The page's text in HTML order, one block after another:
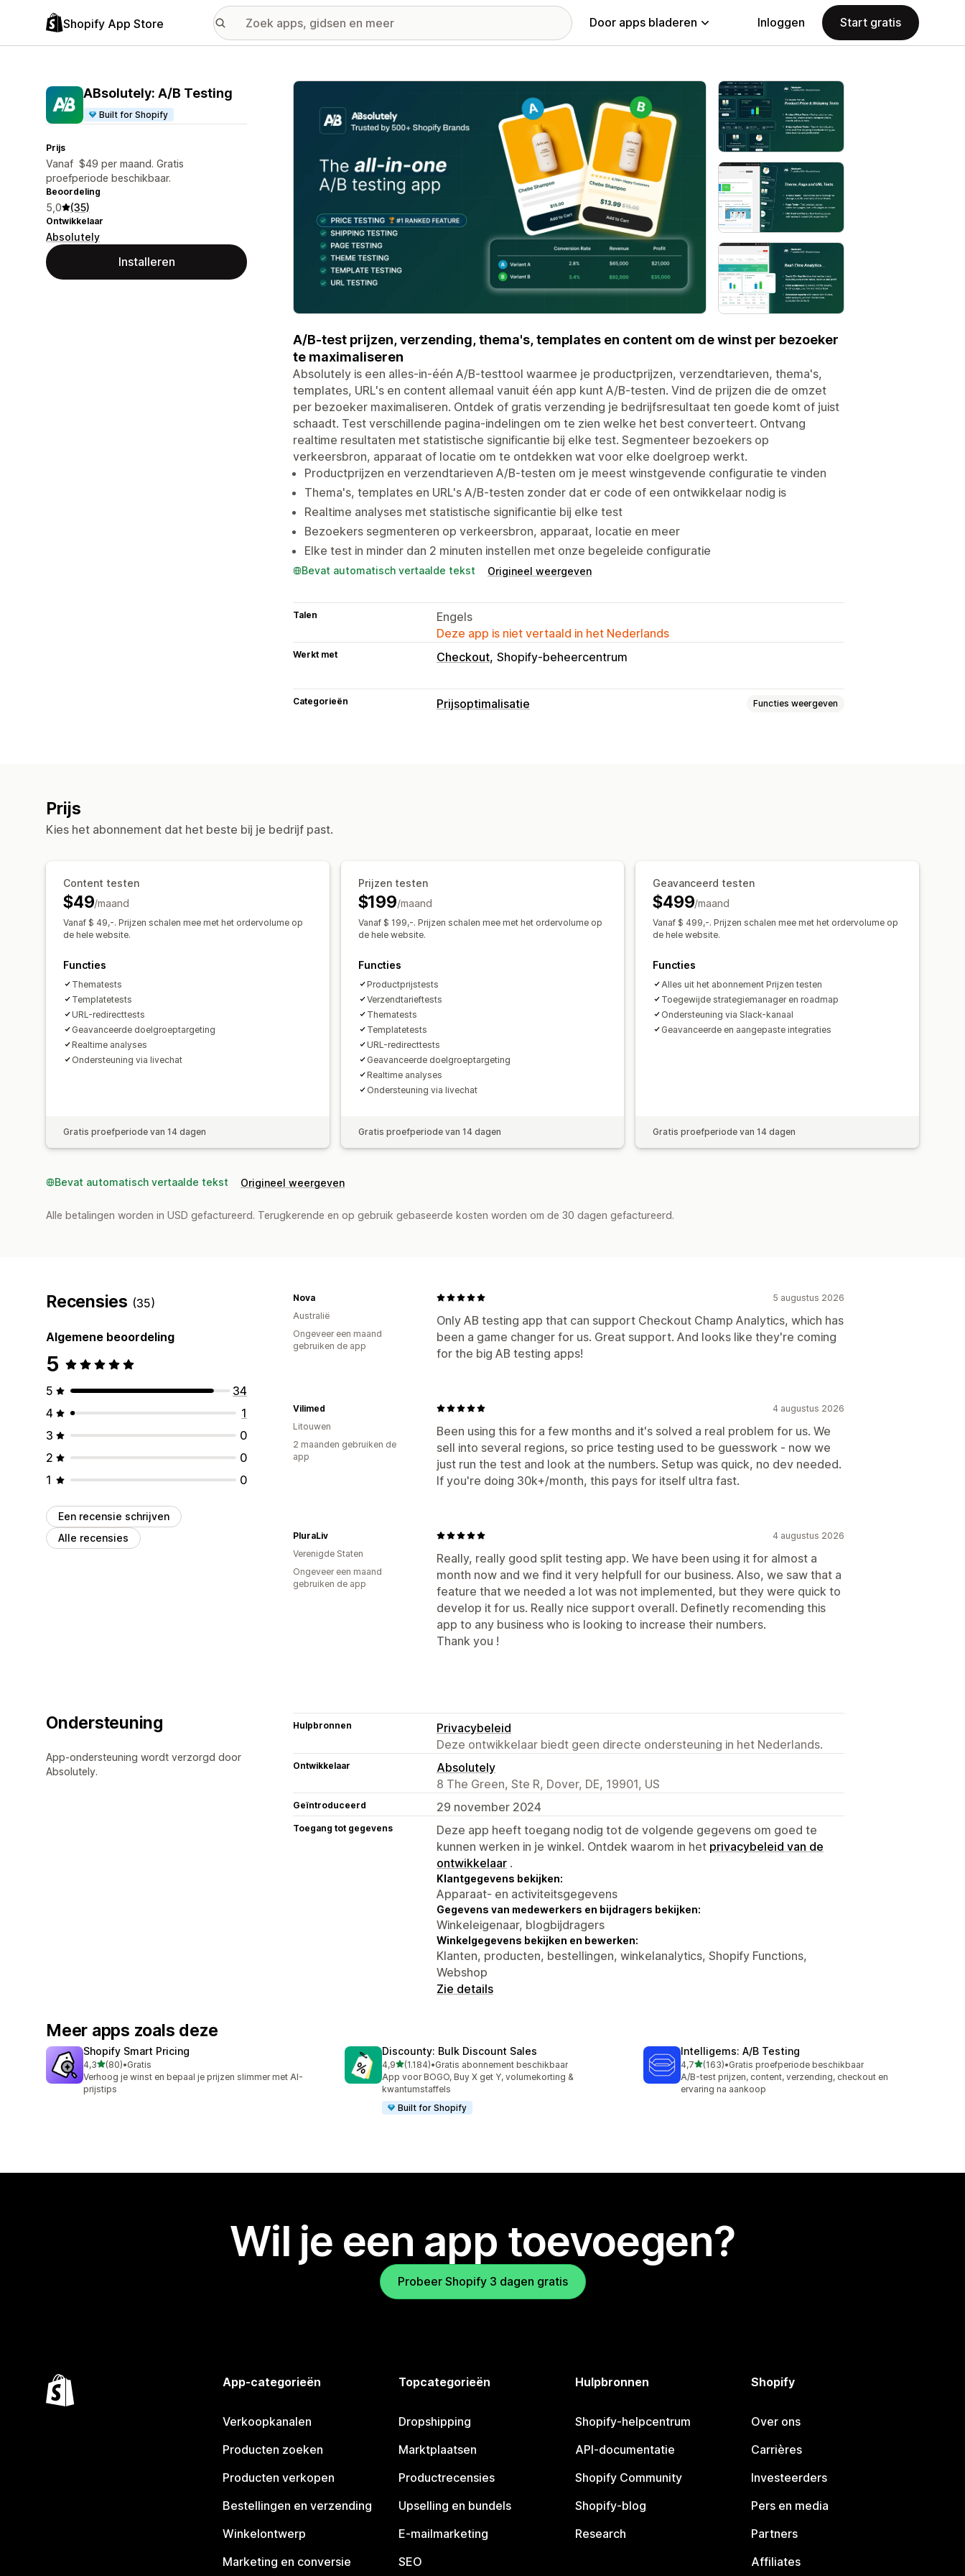
Shopify App Store Door apps bladeren Inloggen Start gratis
ABsolutely: A/B Testing
Built for Shopify
Prijs
Vanaf $49 per maand. Gratis
proefperiode beschikbaar.
Beoordeling
5,0 (35)
Ontwikkelaar
Absolutely
Installeren
Galerij met uitgelichte afbeeldingen
A/B-test prijzen, verzending, thema's, templates en content om de winst per bezoeker
te maximaliseren
Absolutely is een alles-in-één A/B-testtool waarmee je productprijzen, verzendtarieven, thema's,
templates, URL's en content allemaal vanuit één app kunt A/B-testen. Vind de prijzen die de omzet
per bezoeker maximaliseren. Ontdek of gratis verzending je bedrijfsresultaat ten goede komt of juist
schaadt. Test verschillende pagina-indelingen om te zien welke het best converteert. Ontvang
realtime resultaten met statistische significantie bij elke test. Segmenteer bezoekers op
verkeersbron, apparaat of locatie om te ontdekken wat voor elke doelgroep werkt.
Productprijzen en verzendtarieven A/B-testen om je meest winstgevende configuratie te vinden
Thema's, templates en URL's A/B-testen zonder dat er code of een ontwikkelaar nodig is
Realtime analyses met statistische significantie bij elke test
Bezoekers segmenteren op verkeersbron, apparaat, locatie en meer
Elke test in minder dan 2 minuten instellen met onze begeleide configuratie
Bevat automatisch vertaalde tekst Origineel weergeven
Talen
Engels
Deze app is niet vertaald in het Nederlands
Werkt met Checkout Shopify-beheercentrum
Categorieën Prijsoptimalisatie Functies weergeven
Prijs
Kies het abonnement dat het beste bij je bedrijf past.
Content testen
$49/maand
Vanaf $ 49,-. Prijzen schalen mee met het ordervolume op
de hele website.
Functies
Thematests
Templatetests
URL-redirecttests
Geavanceerde doelgroeptargeting
Realtime analyses
Ondersteuning via livechat
Gratis proefperiode van 14 dagen
Prijzen testen
$199/maand
Vanaf $ 199,-. Prijzen schalen mee met het ordervolume op
de hele website.
Functies
Productprijstests
Verzendtarieftests
Thematests
Templatetests
URL-redirecttests
Geavanceerde doelgroeptargeting
Realtime analyses
Ondersteuning via livechat
Gratis proefperiode van 14 dagen
Geavanceerd testen
$499/maand
Vanaf $ 499,-. Prijzen schalen mee met het ordervolume op
de hele website.
Functies
Alles uit het abonnement Prijzen testen
Toegewijde strategiemanager en roadmap
Ondersteuning via Slack-kanaal
Geavanceerde en aangepaste integraties
Gratis proefperiode van 14 dagen
Bevat automatisch vertaalde tekst Origineel weergeven
Alle betalingen worden in USD gefactureerd. Terugkerende en op gebruik gebaseerde kosten worden om de 30 dagen gefactureerd.
Recensies (35)
Algemene beoordeling
5
5
34
4
1
3
0
2
0
1
0
Een recensie schrijven
Alle recensies
5 augustus 2026
Only AB testing app that can support Checkout Champ Analytics, which has
been a game changer for us. Great support. And looks like they're coming
for the big AB testing apps!
Nova
Australië
Ongeveer een maand
gebruiken de app
4 augustus 2026
Been using this for a few months and it's solved a real problem for us. We
sell into several regions, so price testing used to be guesswork - now we
just run the test and look at the numbers. Setup was quick, no dev needed.
If you're doing 30k+/month, this pays for itself ultra fast.
Vilimed
Litouwen
2 maanden gebruiken de
app
4 augustus 2026
Really, really good split testing app. We have been using it for almost a
month now and we find it very helpfull for our business. Also, we saw that a
feature that we needed a lot was not implemented, but they were quick to
develop it for us. Really nice support overall. Definetly recomending this
app to any business who is looking to increase their numbers.
Thank you !
PluraLiv
Verenigde Staten
Ongeveer een maand
gebruiken de app
Ondersteuning
App-ondersteuning wordt verzorgd door
Absolutely.
Hulpbronnen
Privacybeleid
Deze ontwikkelaar biedt geen directe ondersteuning in het Nederlands.
Ontwikkelaar
Absolutely
8 The Green, Ste R, Dover, DE, 19901, US
Geïntroduceerd 29 november 2024
Toegang tot gegevens
Deze app heeft toegang nodig tot de volgende gegevens om goed te
kunnen werken in je winkel. Ontdek waarom in het privacybeleid van de
ontwikkelaar .
Klantgegevens bekijken:
Apparaat- en activiteitsgegevens
Gegevens van medewerkers en bijdragers bekijken:
Winkeleigenaar, blogbijdragers
Winkelgegevens bekijken en bewerken:
Klanten, producten, bestellingen, winkelanalytics, Shopify Functions,
Webshop
Zie details
Meer apps zoals deze
Shopify Smart Pricing
4,3van 5 sterren
(80)
80 recensies in totaal
•Gratis
Verhoog je winst en bepaal je prijzen slimmer met AI-
prijstips
Discounty: Bulk Discount Sales
4,9van 5 sterren
(1.184)
1184 recensies in totaal
•Gratis abonnement beschikbaar
App voor BOGO, Buy X get Y, volumekorting &
kwantumstaffels
Built for Shopify
Intelligems: A/B Testing
4,7van 5 sterren
(163)
163 recensies in totaal
•Gratis proefperiode beschikbaar
A/B-test prijzen, content, verzending, checkout en
ervaring na aankoop
Wil je een app toevoegen?
Probeer Shopify 3 dagen gratis
App-categorieën
Verkoopkanalen
Producten zoeken
Producten verkopen
Bestellingen en verzending
Winkelontwerp
Marketing en conversie
Topcategorieën
Dropshipping
Marktplaatsen
Productrecensies
Upselling en bundels
E-mailmarketing
SEO
Hulpbronnen
Shopify-helpcentrum
API-documentatie
Shopify Community
Shopify-blog
Research
Shopify
Over ons
Carrières
Investeerders
Pers en media
Partners
Affiliates